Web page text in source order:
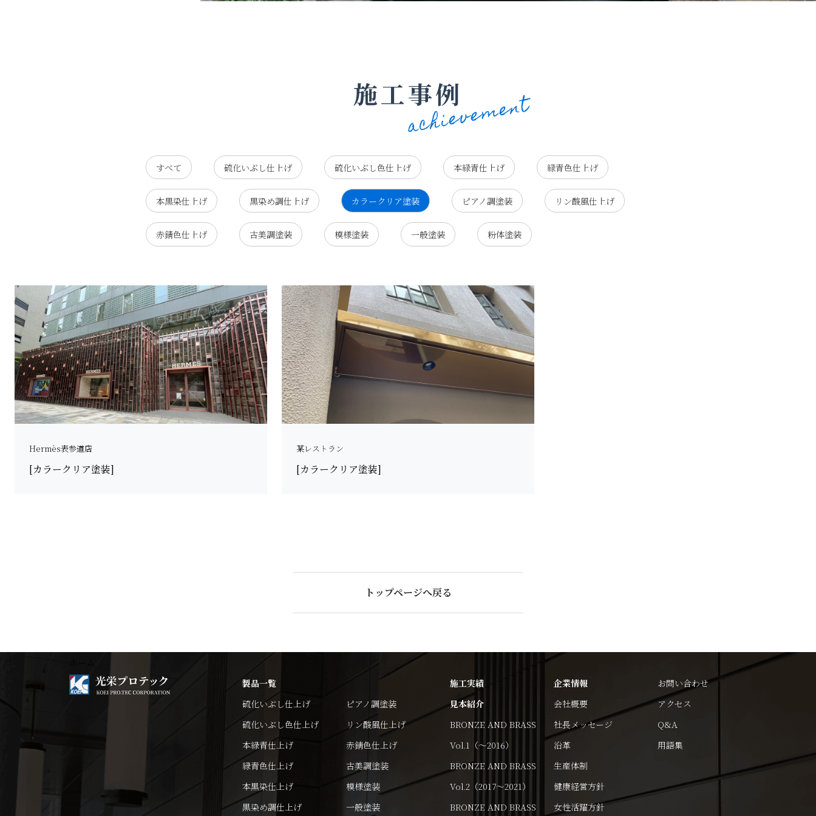
施工事例
すべて 硫化いぶし仕上げ 硫化いぶし色仕上げ 本緑青仕上げ 緑青色仕上げ
本黒染仕上げ 黒染め調仕上げ カラークリア塗装 ピアノ調塗装 リン酸風仕上げ
赤錆色仕上げ 古美調塗装 模様塗装 一般塗装 粉体塗装
Hermès表参道店
[カラークリア塗装]
某レストラン
[カラークリア塗装]
トップページへ戻る
製品一覧
硫化いぶし仕上げ
硫化いぶし色仕上げ
本緑青仕上げ
緑青色仕上げ
本黒染仕上げ
黒染め調仕上げ
ピアノ調塗装
リン酸風仕上げ
赤錆色仕上げ
古美調塗装
模様塗装
一般塗装
施工実績
見本紹介
BRONZE AND BRASS
Vol.1（～2016）
BRONZE AND BRASS
Vol.2（2017～2021）
BRONZE AND BRASS
企業情報
会社概要
社長メッセージ
沿革
生産体制
健康経営方針
女性活躍方針
お問い合わせ
アクセス
Q&A
用語集